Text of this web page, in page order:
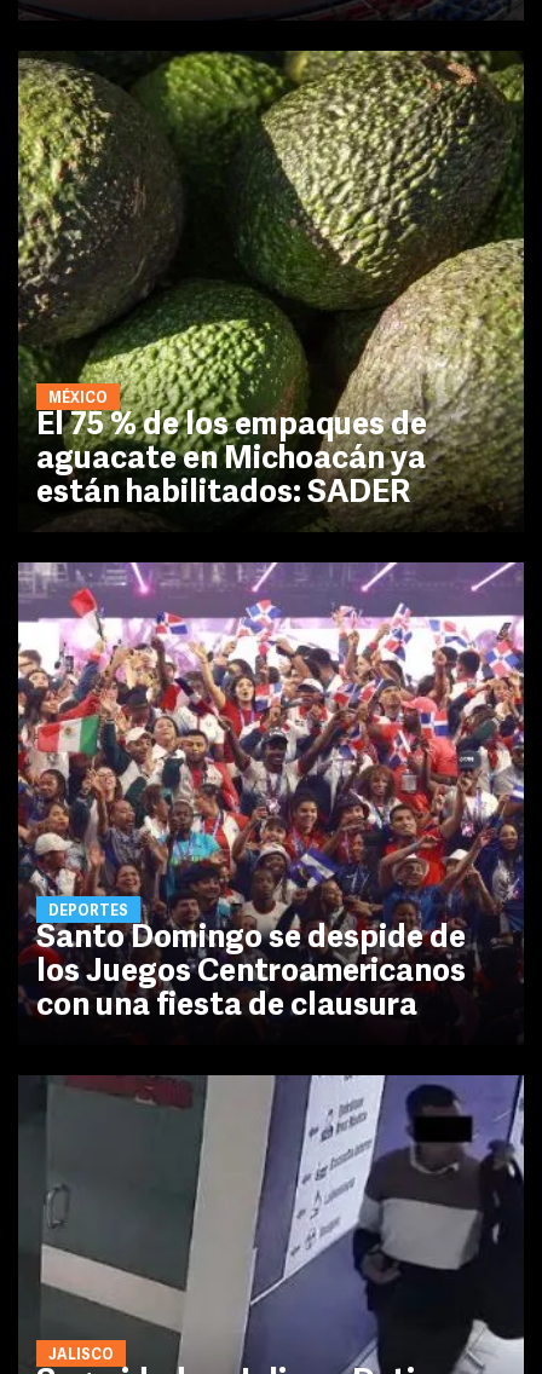
MÉXICO
El 75 % de los empaques de
aguacate en Michoacán ya
están habilitados: SADER
DEPORTES
Santo Domingo se despide de
los Juegos Centroamericanos
con una fiesta de clausura
JALISCO